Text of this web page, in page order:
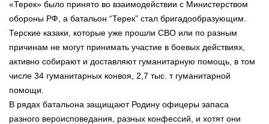
«Терек» было принято во взаимодействии с Министерством
обороны РФ, а батальон “Терек” стал бригадообразующим.
Терские казаки, которые уже прошли СВО или по разным
причинам не могут принимать участие в боевых действиях,
активно собирают и доставляют гуманитарную помощь, в том
числе 34 гуманитарных конвоя, 2,7 тыс. т гуманитарной
помощи.
В рядах батальона защищают Родину офицеры запаса
разного вероисповедания, разных конфессий, и хотят они